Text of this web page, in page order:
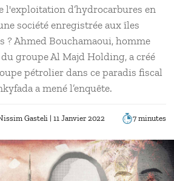
l'exploitation d’hydrocarbures en
société enregistrée aux îles
? Ahmed Bouchamaoui, homme
groupe Al Majd Holding, a créé
pétrolier dans ce paradis fiscal
a mené l’enquête.
Gasteli | 11 Janvier 2022 7 minutes